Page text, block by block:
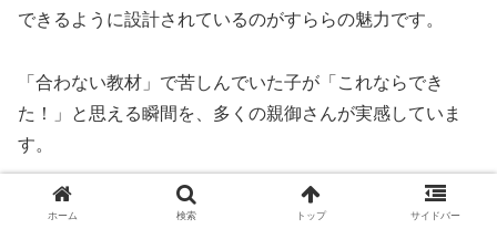
できるように設計されているのがすららの魅力です。
「合わない教材」で苦しんでいた子が「これならでき
た！」と思える瞬間を、多くの親御さんが実感していま
す。
メリット３・学年を超えた「無学年学習」がで
ホーム 検索 トップ サイドバー